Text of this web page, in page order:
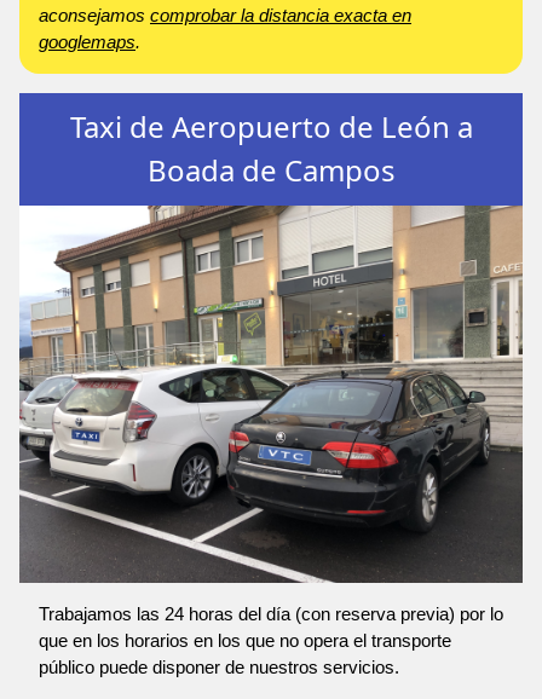
aconsejamos comprobar la distancia exacta en
googlemaps.
Taxi de Aeropuerto de León a
Boada de Campos
Trabajamos las 24 horas del día (con reserva previa) por lo
que en los horarios en los que no opera el transporte
público puede disponer de nuestros servicios.